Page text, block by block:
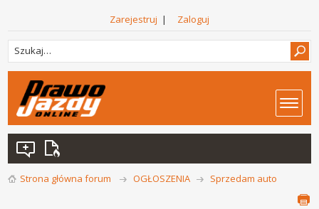
Zarejestruj | Zaloguj
Strona główna forum OGŁOSZENIA Sprzedam auto